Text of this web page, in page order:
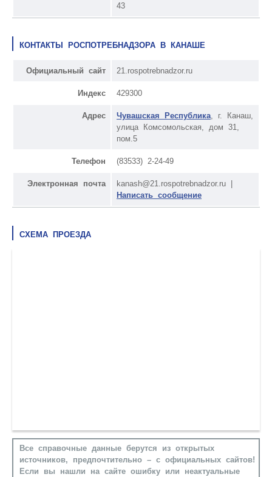
43
КОНТАКТЫ РОСПОТРЕБНАДЗОРА В КАНАШЕ
Официальный сайт 21.rospotrebnadzor.ru
Индекс 429300
Адрес Чувашская Республика , г. Канаш,
улица Комсомольская, дом 31,
пом.5
Телефон (83533) 2-24-49
Электронная почта
kanash@21.rospotrebnadzor.ru |
Написать сообщение
СХЕМА ПРОЕЗДА
Все справочные данные берутся из открытых
источников, предпочтительно – с официальных сайтов!
Если вы нашли на сайте ошибку или неактуальные